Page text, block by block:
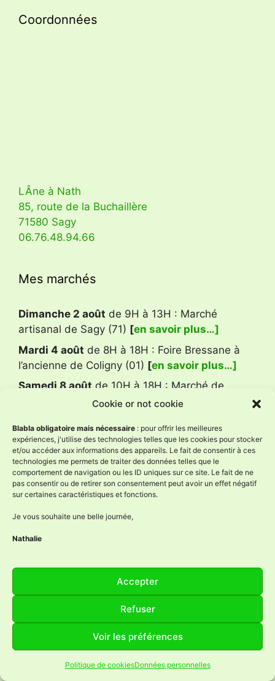
Cookie or not cookie
Blabla obligatoire mais nécessaire : pour offrir les meilleures
expériences, j'utilise des technologies telles que les cookies pour stocker
et/ou accéder aux informations des appareils. Le fait de consentir à ces
technologies me permets de traiter des données telles que le
comportement de navigation ou les ID uniques sur ce site. Le fait de ne
pas consentir ou de retirer son consentement peut avoir un effet négatif
sur certaines caractéristiques et fonctions.
Je vous souhaite une belle journée,
Nathalie
Accepter
Refuser
Voir les préférences
Politique de cookiesDonnées personnelles
Coordonnées
LÂne à Nath
85, route de la Buchaillère
71580 Sagy
06.76.48.94.66
Mes marchés
Dimanche 2 août de 9H à 13H : Marché
artisanal de Sagy (71) [en savoir plus…]
Mardi 4 août de 8H à 18H : Foire Bressane à
l’ancienne de Coligny (01) [en savoir plus…]
Samedi 8 août de 10H à 18H : Marché de
créateurs Balad’Arcades, Louhans (71)
Vendredi 14 aoûtde 17H à 23H : Talents en
Fête, Artistes, Artisans et Producteurs, Louhans
(71)[en savoir plus…]
Mes boutiques d’artisans
Les Artinanas
En savoir plus … ]
, 43 rue du Commerce à Lons-
le-Saunier[En savoir plus …]
, 104 Grande rue à Louhans
En savoir plus … ]